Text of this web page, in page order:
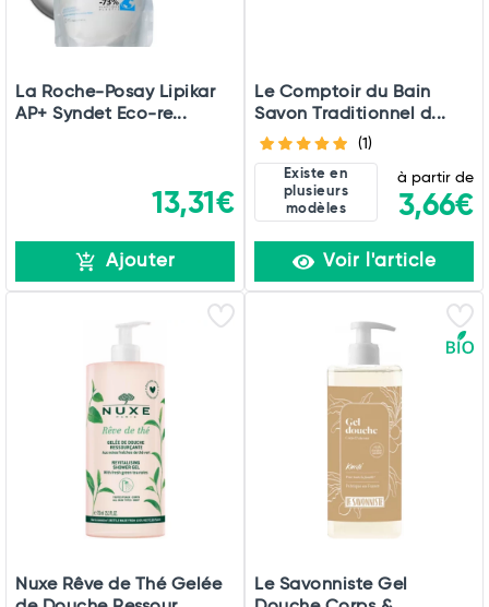
La Roche-Posay Lipikar
AP+ Syndet Eco-re...
13,31€
Ajouter
Le Comptoir du Bain
Savon Traditionnel d...
(1)
Existe en
plusieurs
modèles
à partir de
3,66€
Voir l'article
Nuxe Rêve de Thé Gelée
Le Savonniste Gel